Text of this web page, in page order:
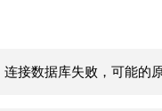
接数据库失败，可能的